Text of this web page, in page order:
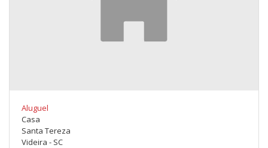
Aluguel
Casa
Santa Tereza
Videira - SC